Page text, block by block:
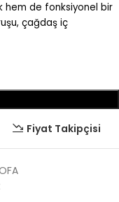
hem de fonksiyonel bir
çağdaş iç
Fiyat Takipçisi